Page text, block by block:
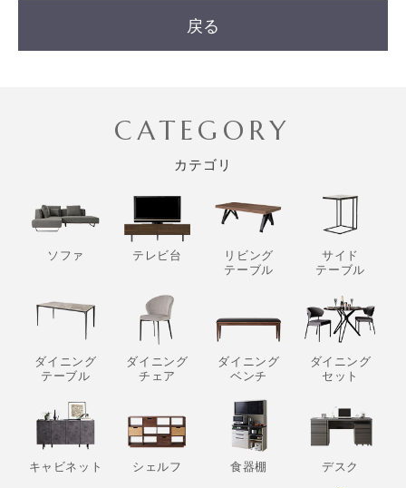
戻る
CATEGORY
カテゴリ
ソファ テレビ台
リビング
テーブル
サイド
テーブル
ダイニング
テーブル
ダイニング
チェア
ダイニング
ベンチ
ダイニング
セット
キャビネット シェルフ 食器棚 デスク